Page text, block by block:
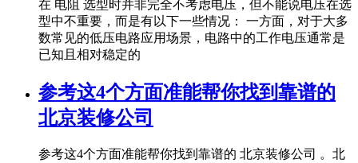
在 电阻 选型时并非完全不考虑电压，但不能说电压在选
型中不重要，而是有以下一些情况： 一方面，对于大多
数常见的低压电路应用场景，电路中的工作电压通常是
已知且相对稳定的
参考这4个方面准能帮你找到靠谱的
北京装修公司
参考这4个方面准能帮你找到靠谱的 北京装修公司 。北